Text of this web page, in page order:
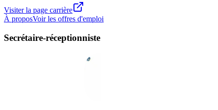
Visiter la page carrière
À proposVoir les offres d'emploi
Secrétaire-réceptionniste